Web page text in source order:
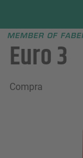
menu
Euro 3
Compra